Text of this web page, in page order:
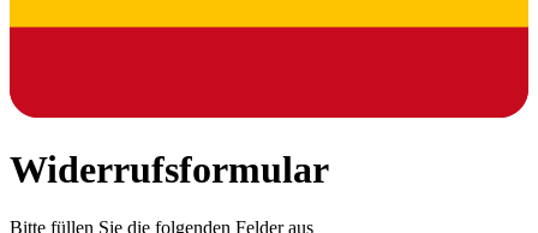
Widerrufsformular
Bitte füllen Sie die folgenden Felder aus